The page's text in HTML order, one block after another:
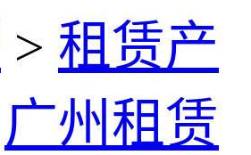
> 租赁产
广州租赁